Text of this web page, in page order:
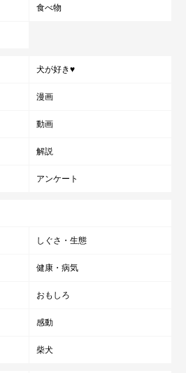
食べ物
犬が好き♥
漫画
動画
解説
アンケート
しぐさ・生態
健康・病気
おもしろ
感動
柴犬